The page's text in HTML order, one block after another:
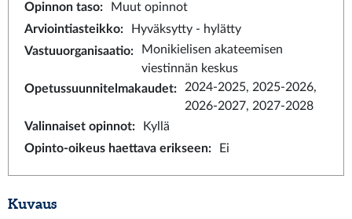
Opinnon taso:
Muut opinnot
Arviointiasteikko:
Hyväksytty - hylätty
Vastuuorganisaatio:
Monikielisen akateemisen
viestinnän keskus
Opetussuunnitelmakaudet:
2024-2025, 2025-2026,
2026-2027, 2027-2028
Valinnaiset opinnot:
Kyllä
Opinto-oikeus haettava erikseen: Ei
Kuvaus